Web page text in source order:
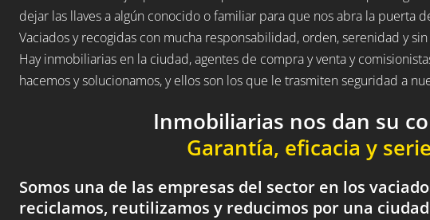
dejar las llaves a algún conocido o familiar para que nos abra la puerta
Vaciados y recogidas con mucha responsabilidad, orden, serenidad y
Hay inmobiliarias en la ciudad, agentes de compra y venta y
hacemos y solucionamos, y ellos son los que le trasmiten seguridad a
Inmobiliarias nos dan su
Garantía, eficacia y
Somos una de las empresas del sector en los
reciclamos, reutilizamos y reducimos por una